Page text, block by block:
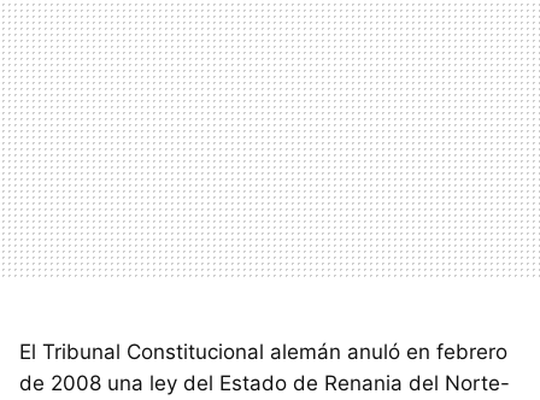
El Tribunal Constitucional alemán anuló en febrero
de 2008 una ley del Estado de Renania del Norte-